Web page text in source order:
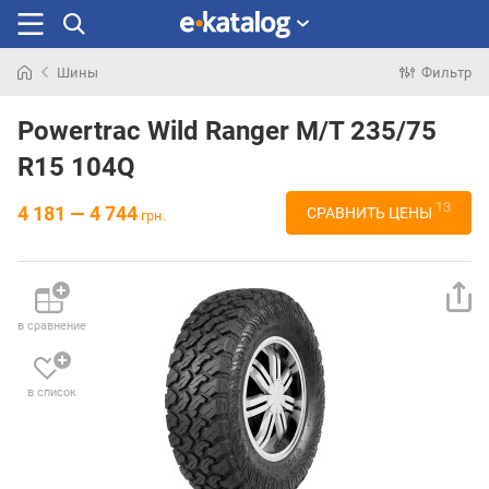
раньше
Шины Фильтр
Powertrac Wild Ranger M/T 235/75
R15 104Q
4 181 — 4 744 грн. СРАВНИТЬ ЦЕНЫ 13
в сравнение
в список